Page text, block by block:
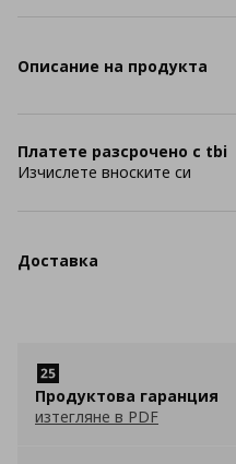
Описание на продукта
Платете разсрочено с tbi
Изчислете вноските си
Доставка
Продуктова гаранция
изтегляне в PDF